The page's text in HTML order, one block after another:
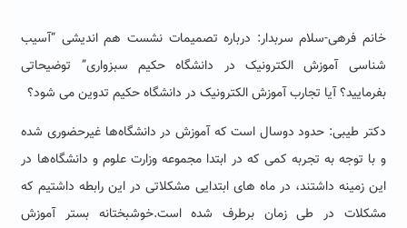
خانم فرهی-سلام سربدار: درباره تصمیمات نشست هم اندیشی “آسیب
شناسی آموزش الکترونیک در دانشگاه حکیم سبزواری” توضیحاتی
بفرمایید؟ آیا تجارب آموزش الکترونیک در دانشگاه حکیم تدوین می شود؟
دکتر طیبی: حدود دوسال است که آموزش در دانشگاه‌ها غیرحضوری شده
و با توجه به تجربه کمی که در ابتدا مجموعه وزارت علوم و دانشگاه‌ها در
این زمینه داشتند، در ماه های ابتدایی مشکلاتی در این رابطه داشتیم که
مشکلات در طی زمان برطرف شده است.خوشبختانه بستر آموزش